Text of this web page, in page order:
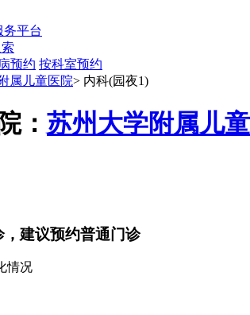
预约 按科室预约
属儿童医院> 内科(园夜1)
： 苏州大学附属儿
建议预约普通门诊
情况